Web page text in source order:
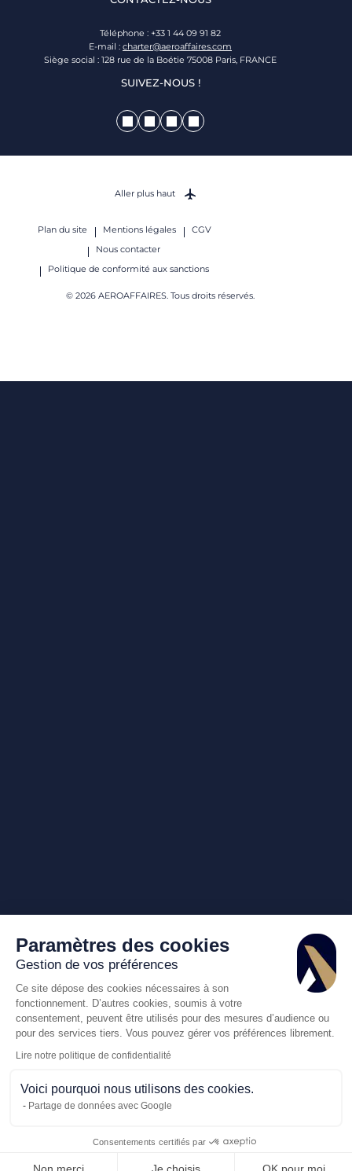
Téléphone : +33 1 44 09 91 82
E-mail : charter@aeroaffaires.com
Siège social : 128 rue de la Boétie 75008 Paris, FRANCE
SUIVEZ-NOUS !
Plan du site Mentions légales
CGV
Nous contacter
Politique de conformité aux sanctions
© 2026 AEROAFFAIRES. Tous droits réservés.
Aller plus haut
Paramètres des cookies
Gestion de vos préférences
Ce site dépose des cookies nécessaires à son
fonctionnement. D’autres cookies, soumis à votre
consentement, peuvent être utilisés pour des mesures d’audience ou
pour des services tiers. Vous pouvez gérer vos préférences librement.
Lire notre politique de confidentialité
Voici pourquoi nous utilisons des cookies.
Partage de données avec Google
Consentements certifiés par